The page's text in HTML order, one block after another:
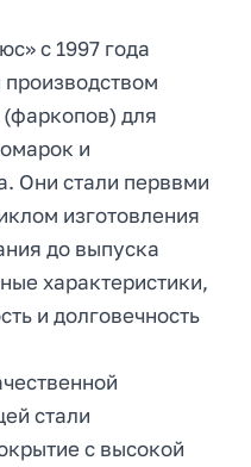
с 1997 года
(фаркопов) для
и
Они стали перввми
изготовления
до выпуска
характеристики,
и долговечность
стали
с высокой